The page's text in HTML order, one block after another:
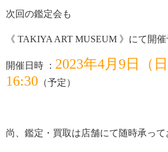
次回の鑑定会も
《 TAKIYA ART MUSEUM 》にて開催
開催日時 ： 2023年4月9日（
16:30 （予定）
尚、鑑定・買取は店舗にて随時承って